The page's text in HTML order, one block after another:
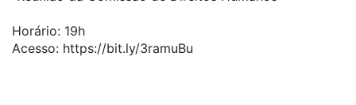
Horário: 19h
Acesso: https://bit.ly/3ramuBu